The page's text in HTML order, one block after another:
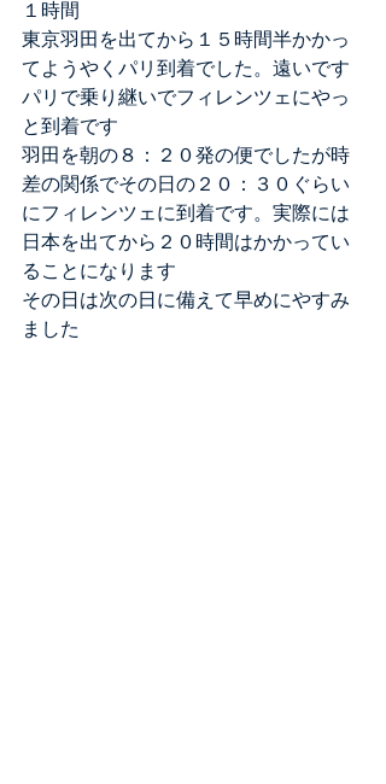
１時間
東京羽田を出てから１５時間半かかっ
てようやくパリ到着でした。遠いです
パリで乗り継いでフィレンツェにやっ
と到着です
羽田を朝の８：２０発の便でしたが時
差の関係でその日の２０：３０ぐらい
にフィレンツェに到着です。実際には
日本を出てから２０時間はかかってい
ることになります
その日は次の日に備えて早めにやすみ
ました